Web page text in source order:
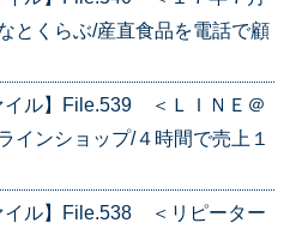
とくらぶ/産直食品を電話で顧
イル】File.539 ＜ＬＩＮＥ＠
インショップ/４時間で売上１
イル】File.538 ＜リピーター